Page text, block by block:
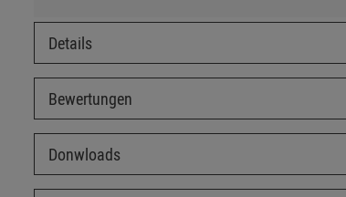
Details
Bewertungen
Donwloads